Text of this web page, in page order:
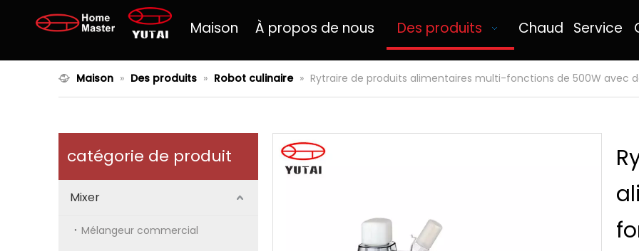
Maison À propos de nous Des produits Chaud Service
Maison » Des produits » Robot culinaire » Rytraire de produits alimentaires multi-fonctions de 500W avec
catégorie de produit
Mixer
Mélangeur commercial